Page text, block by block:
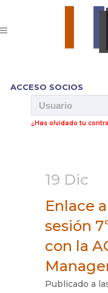
ACCESO SOCIOS
¿Has olvidado tu
19 Dic
Enlace
sesión
con la
Publicado a